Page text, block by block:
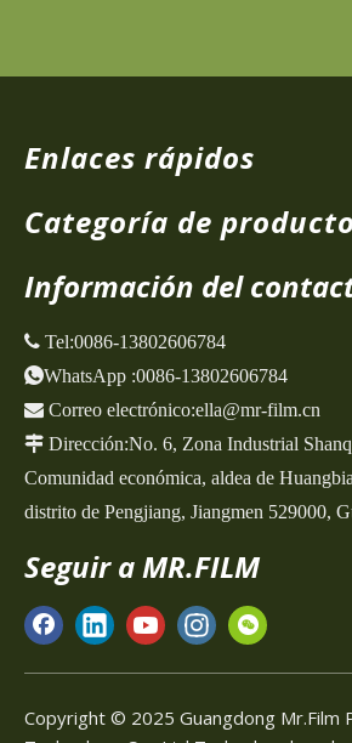
Enlaces rápidos
Categoría de producto
Información del
 Tel:0086-13802606784
WhatsApp :0086-13802606784
 Correo electrónico:ella@mr-film.cn
 Dirección:No. 6, Zona Industrial
Comunidad económica, aldea de
distrito de Pengjiang, Jiangmen 529000,
Seguir a MR.FILM
Copyright © 2025 Guangdong Mr.Film